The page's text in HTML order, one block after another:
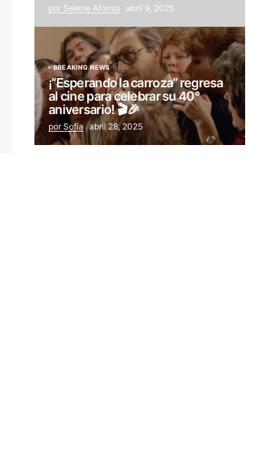
por Selene Afonso abril 9, 2025
BREAKING NEWS
¡“Esperando la carroza” regresa
al cine para celebrar su 40°
aniversario! 🎬🎉
por Sofía abril 28, 2025